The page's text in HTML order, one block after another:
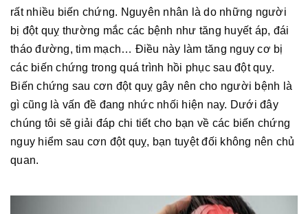
rất nhiều biến chứng. Nguyên nhân là do những người
bị đột quỵ thường mắc các bệnh như tăng huyết áp, đái
tháo đường, tim mạch… Điều này làm tăng nguy cơ bị
các biến chứng trong quá trình hồi phục sau đột quỵ.
Biến chứng sau cơn đột quỵ gây nên cho người bệnh là
gì cũng là vấn đề đang nhức nhối hiện nay. Dưới đây
chúng tôi sẽ giải đáp chi tiết cho bạn về các biến chứng
nguy hiểm sau cơn đột quỵ, bạn tuyệt đối không nên chủ
quan.